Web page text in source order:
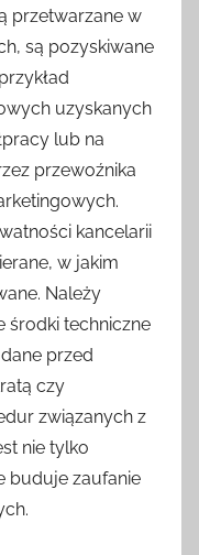
przetwarzane w
są pozyskiwane
uzyskanych
lub na
przewoźnika
kancelarii
w jakim
Należy
środki techniczne
przed
czy
związanych z
nie tylko
buduje zaufanie